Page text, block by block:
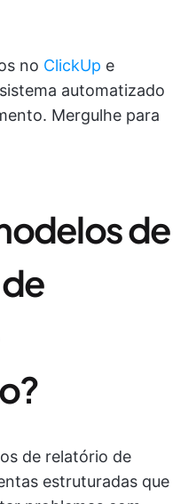
no ClickUp e
automatizado
Mergulhe para
de
de relatório de
estruturadas que